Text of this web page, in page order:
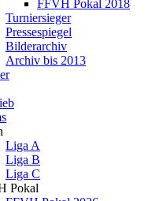
FFVH Pokal 2018
Turniersieger
Pressespiegel
Bilderarchiv
Archiv bis 2013
Liga A
Liga B
Liga C
Pokal